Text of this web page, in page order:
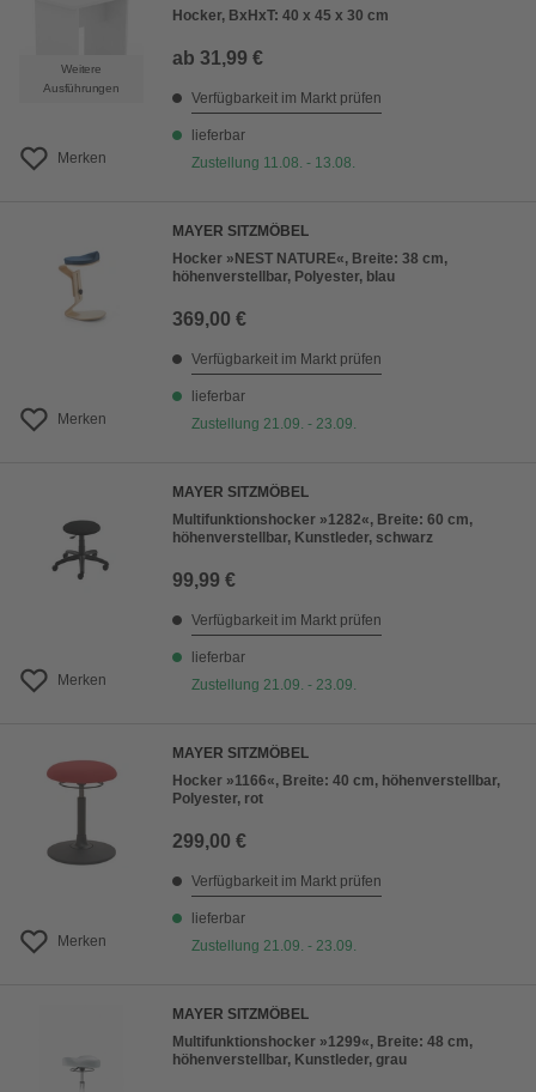
Weitere
Ausführungen
Merken
Hocker, BxHxT: 40 x 45 x 30 cm
ab 31,99 €
Verfügbarkeit im Markt prüfen
lieferbar
Zustellung 11.08. - 13.08.
Merken
MAYER SITZMÖBEL
Hocker »NEST NATURE«, Breite: 38 cm,
höhenverstellbar, Polyester, blau
369,00 €
Verfügbarkeit im Markt prüfen
lieferbar
Zustellung 21.09. - 23.09.
Merken
MAYER SITZMÖBEL
Multifunktionshocker »1282«, Breite: 60 cm,
höhenverstellbar, Kunstleder, schwarz
99,99 €
Verfügbarkeit im Markt prüfen
lieferbar
Zustellung 21.09. - 23.09.
Merken
MAYER SITZMÖBEL
Hocker »1166«, Breite: 40 cm, höhenverstellbar,
Polyester, rot
299,00 €
Verfügbarkeit im Markt prüfen
lieferbar
Zustellung 21.09. - 23.09.
MAYER SITZMÖBEL
Multifunktionshocker »1299«, Breite: 48 cm,
höhenverstellbar, Kunstleder, grau